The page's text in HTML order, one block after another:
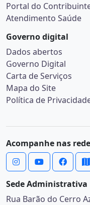
Portal do
Atendimento Saúde
Governo digital
Dados abertos
Governo Digital
Carta de Serviços
Mapa do Site
Política de
Acompanhe nas
Sede Administrativa
Rua Barão do Cerro